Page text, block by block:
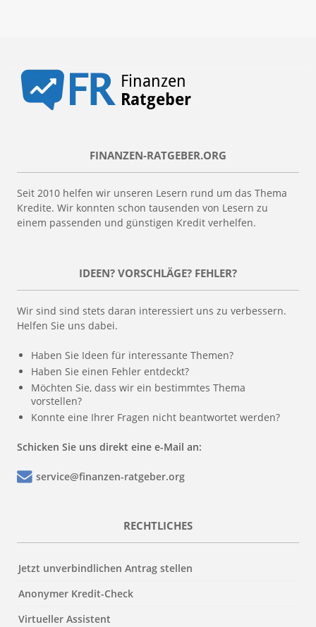
FINANZEN-RATGEBER.ORG
Seit 2010 helfen wir unseren Lesern rund um das Thema
Kredite. Wir konnten schon tausenden von Lesern zu
einem passenden und günstigen Kredit verhelfen.
IDEEN? VORSCHLÄGE? FEHLER?
Wir sind sind stets daran interessiert uns zu verbessern.
Helfen Sie uns dabei.
Haben Sie Ideen für interessante Themen?
Haben Sie einen Fehler entdeckt?
Möchten Sie, dass wir ein bestimmtes Thema
vorstellen?
Konnte eine Ihrer Fragen nicht beantwortet werden?
Schicken Sie uns direkt eine e-Mail an:
service@finanzen-ratgeber.org
RECHTLICHES
Jetzt unverbindlichen Antrag stellen
Anonymer Kredit-Check
Virtueller Assistent